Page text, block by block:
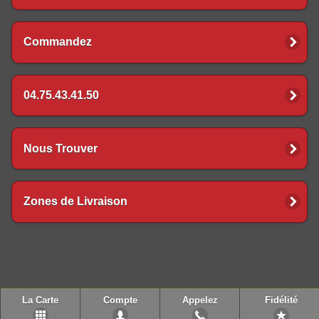
Commandez
04.75.43.41.50
Nous Trouver
Zones de Livraison
La Carte Compte Appelez Fidélité